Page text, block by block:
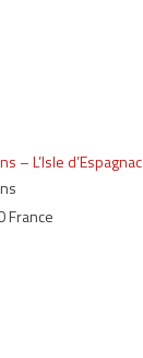
– L’Isle d’Espagnac
France